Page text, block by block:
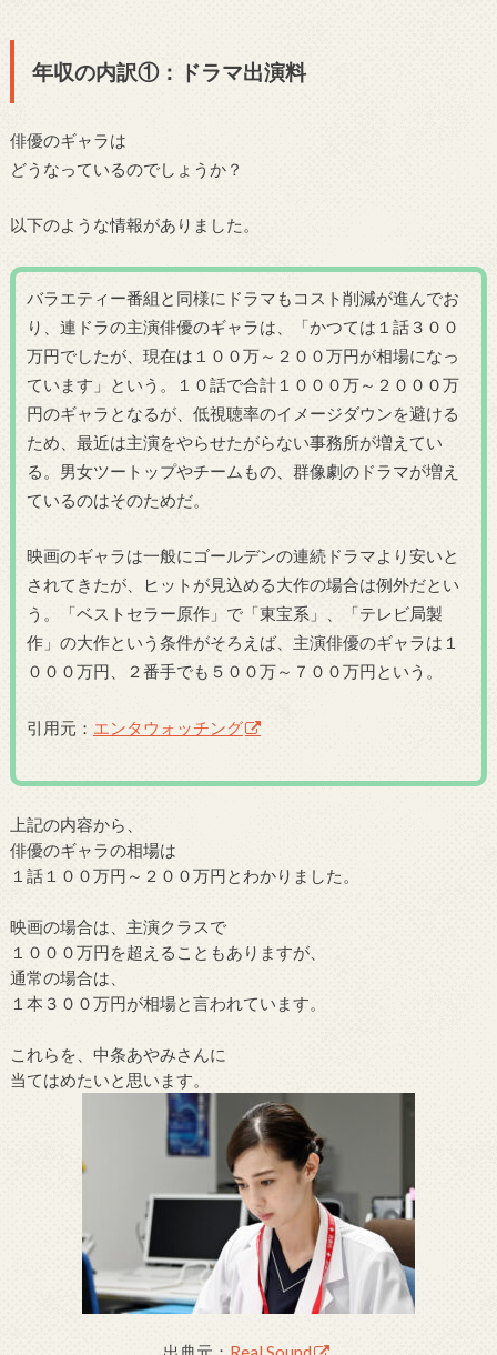
年収の内訳①：ドラマ出演料
俳優のギャラは
どうなっているのでしょうか？
以下のような情報がありました。
バラエティー番組と同様にドラマもコスト削減が進んでお
り、連ドラの主演俳優のギャラは、「かつては１話３００
万円でしたが、現在は１００万～２００万円が相場になっ
ています」という。１０話で合計１０００万～２０００万
円のギャラとなるが、低視聴率のイメージダウンを避ける
ため、最近は主演をやらせたがらない事務所が増えてい
る。男女ツートップやチームもの、群像劇のドラマが増え
ているのはそのためだ。
映画のギャラは一般にゴールデンの連続ドラマより安いと
されてきたが、ヒットが見込める大作の場合は例外だとい
う。「ベストセラー原作」で「東宝系」、「テレビ局製
作」の大作という条件がそろえば、主演俳優のギャラは１
０００万円、２番手でも５００万～７００万円という。
引用元： エンタウォッチング
上記の内容から、
俳優のギャラの相場は
１話１００万円～２００万円とわかりました。
映画の場合は、主演クラスで
１０００万円を超えることもありますが、
通常の場合は、
１本３００万円が相場と言われています。
これらを、中条あやみさんに
当てはめたいと思います。